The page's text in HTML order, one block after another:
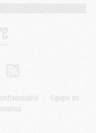
un accord avec le PSG
et Digne au PSG ?
PSG
vous pour Ferran Torres
PSG
matchs amicaux du PSG
le montant se précise
PSG
- Équipe de